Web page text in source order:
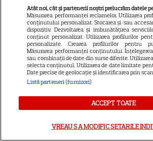
în zodia
Loto 6/49 din
2026. Report
milioane de
categoria I
Atât noi, cât și partenerii noștri prelucrăm datele
Măsurarea performanței reclamelor. Utilizarea
conținutului personalizat. Stocarea și/sau
dispozitiv. Dezvoltarea și îmbunătățirea
conținut personalizat. Utilizarea profilurilor
personalizate. Crearea profilurilor pentru
Măsurarea performanței conținutului.
sau combinații de date din surse diferite.
selecta conținutul. Utilizarea de date limitate
Date precise de geolocație și identificarea prin
Listă parteneri (furnizori)
ACCEPT TOATE
VREAU SA MODIFIC SETARILE